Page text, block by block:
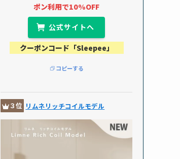
ポン利用で10%OFF
公式サイトへ
クーポンコード「Sleepee」
コピーする
３位 リムネリッチコイルモデル